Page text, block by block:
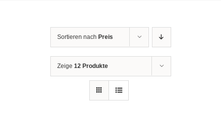
Sortieren nach Preis
Zeige 12 Produkte